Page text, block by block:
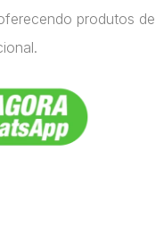
produtos de